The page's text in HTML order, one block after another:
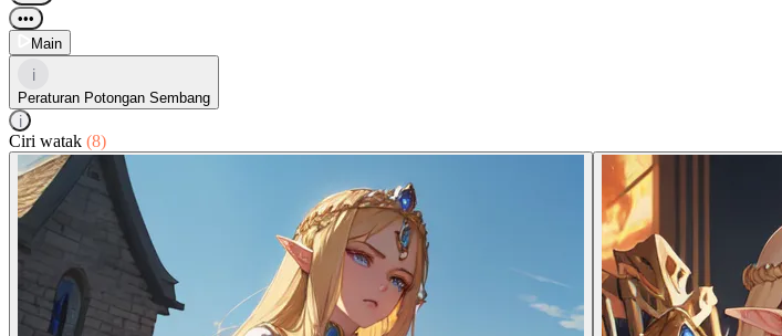
•••
Main
i
Peraturan Potongan Sembang
i
Ciri watak (8)